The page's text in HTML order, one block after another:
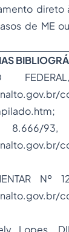
direto
de ME
93,
Nº
Lopes,